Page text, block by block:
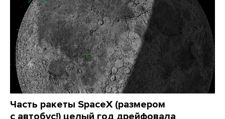
Часть ракеты SpaceX (размером
с автобус!) целый год дрейфовала